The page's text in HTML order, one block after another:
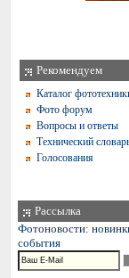
Рекомендуем
Каталог
Фото форум
Вопросы и ответы
Технический
Голосования
Рассылка
Фотоновости:
события